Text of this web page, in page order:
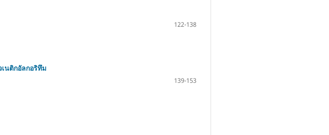
122-138
นติกอัลกอริทึม
139-153